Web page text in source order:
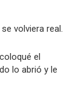
volviera real.
el
lo abrió y le